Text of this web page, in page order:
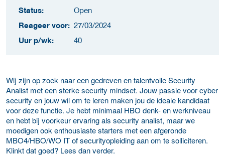
Status:
Open
Reageer voor: 27/03/2024
Uur p/wk:
40
Wij zijn op zoek naar een gedreven en talentvolle Security
Analist met een sterke security mindset. Jouw passie voor cyber
security en jouw wil om te leren maken jou de ideale kandidaat
voor deze functie. Je hebt minimaal HBO denk- en werkniveau
en hebt bij voorkeur ervaring als security analist, maar we
moedigen ook enthousiaste starters met een afgeronde
MBO4/HBO/WO IT of securityopleiding aan om te solliciteren.
Klinkt dat goed? Lees dan verder.